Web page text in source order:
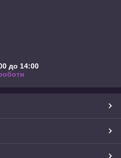
до 14:00